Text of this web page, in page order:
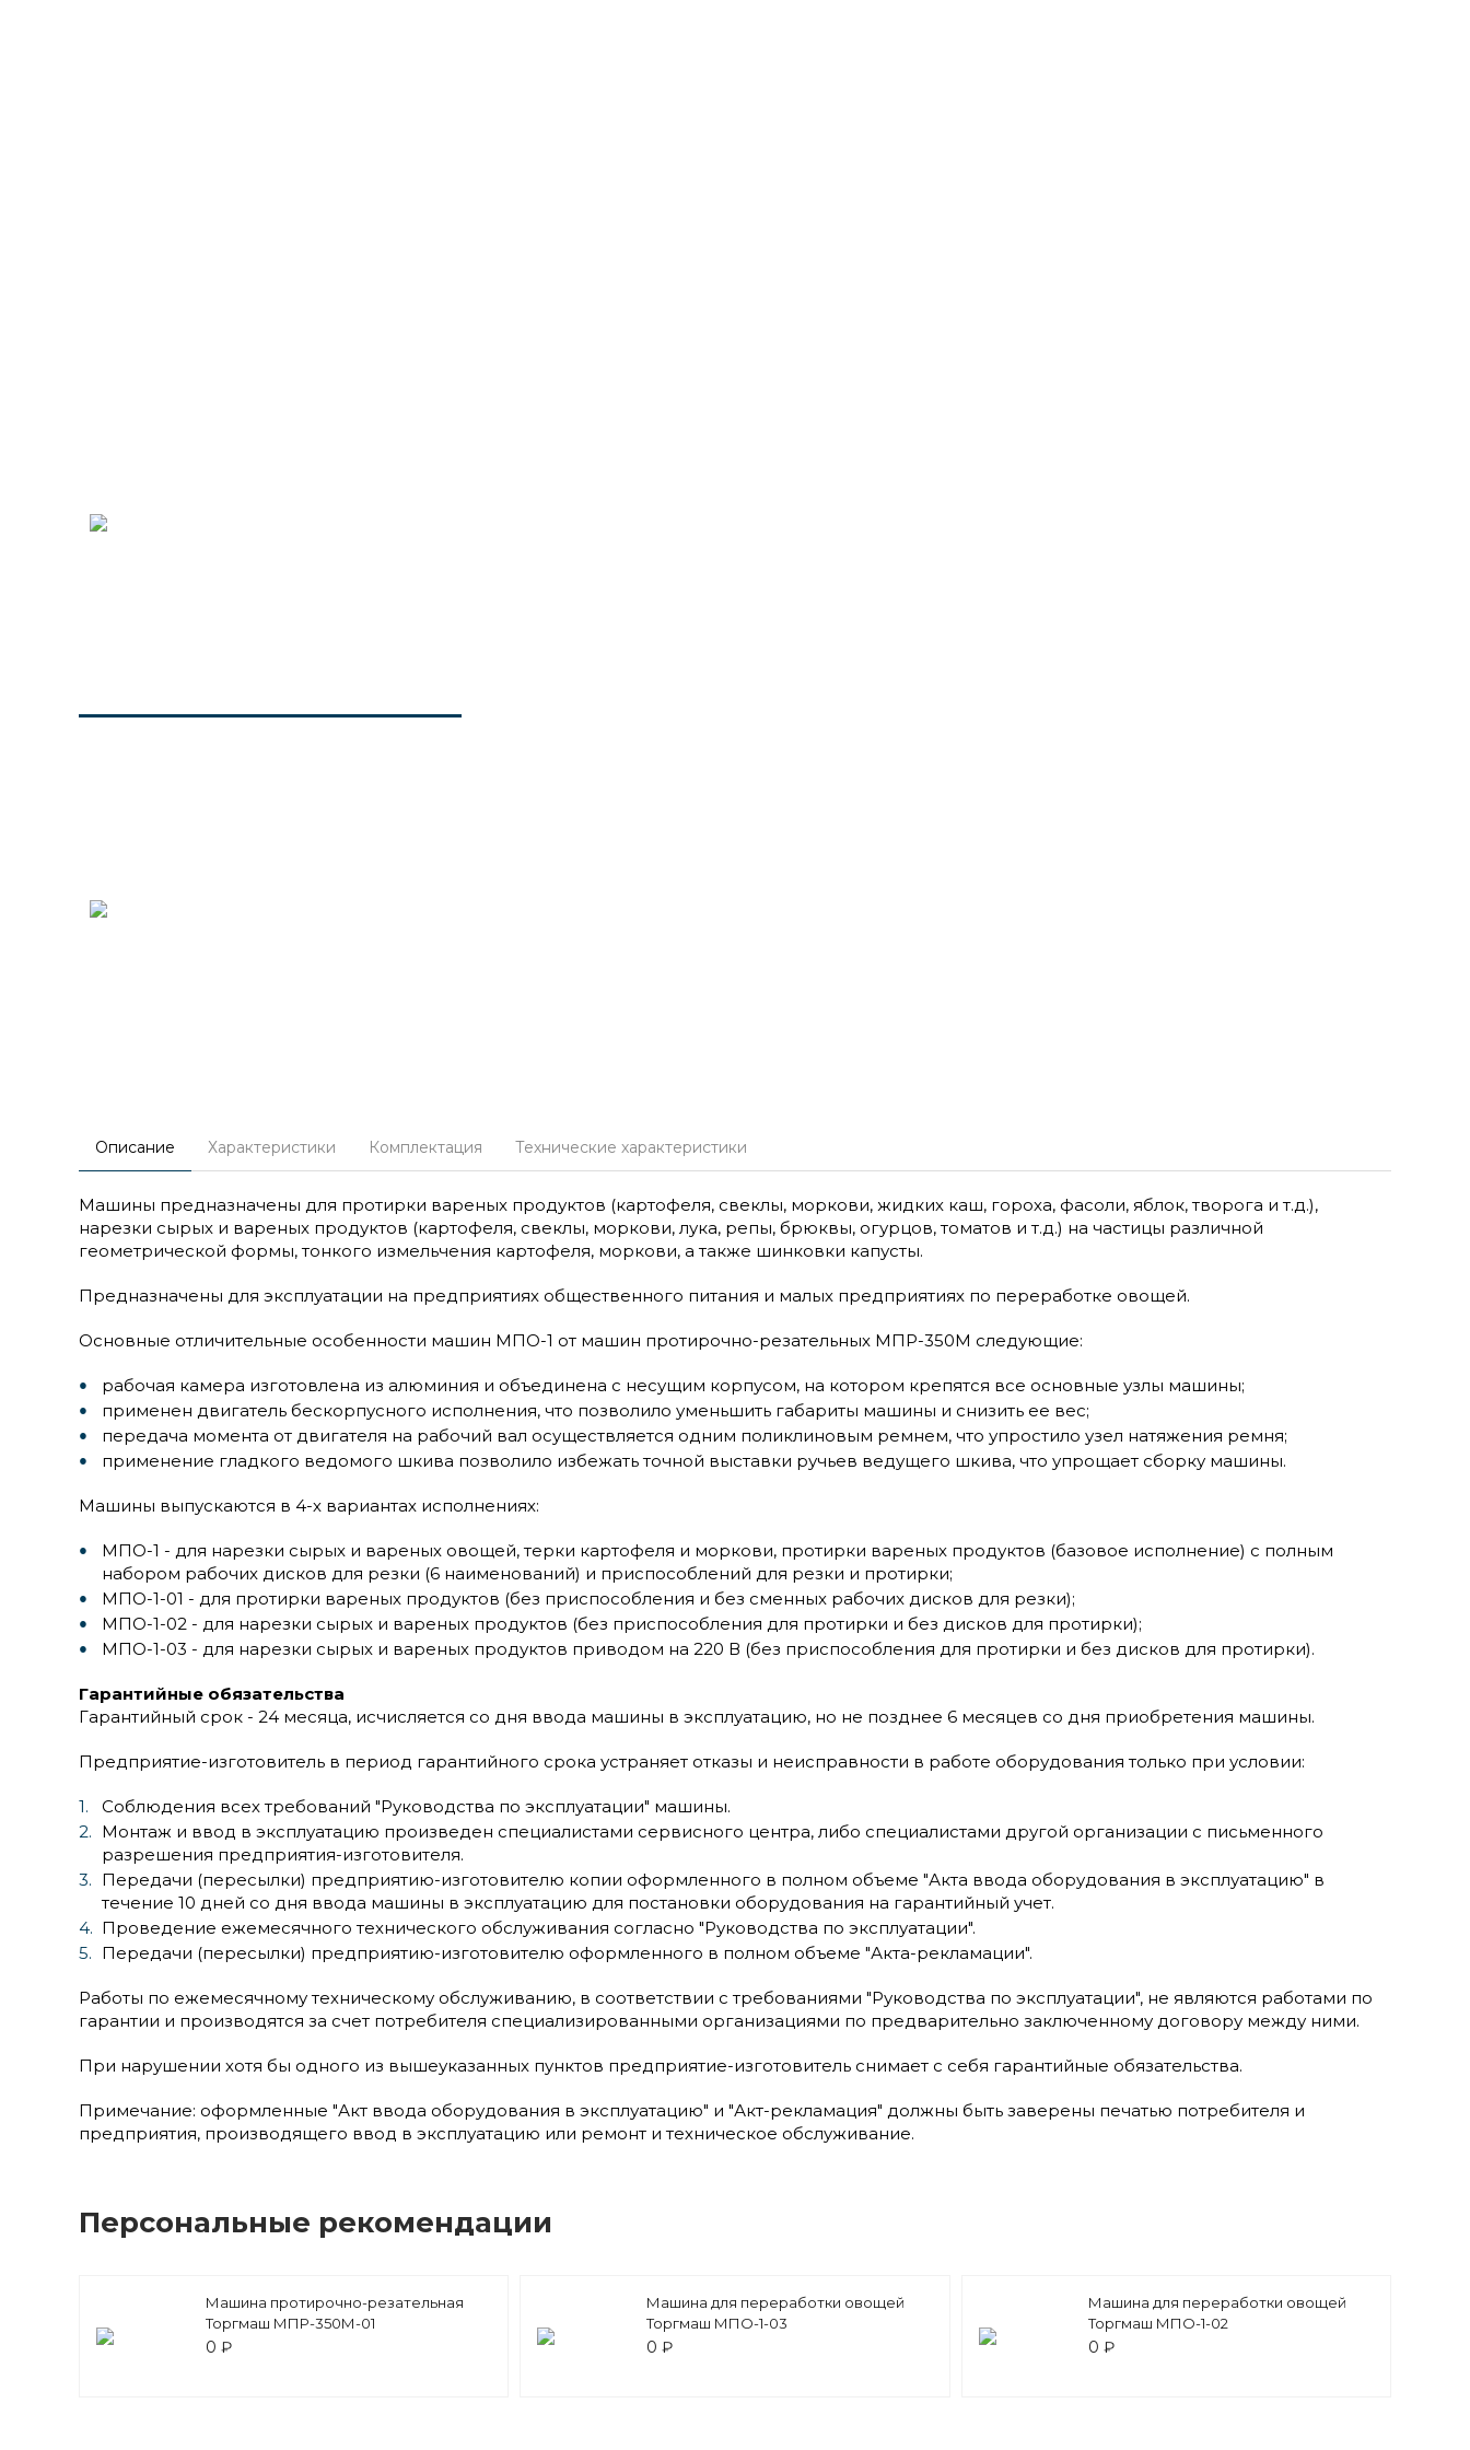
Описание Характеристики Комплектация Технические характеристики
Машины предназначены для протирки вареных продуктов (картофеля, свеклы, моркови, жидких каш, гороха, фасоли, яблок, творога и т.д.),
нарезки сырых и вареных продуктов (картофеля, свеклы, моркови, лука, репы, брюквы, огурцов, томатов и т.д.) на частицы различной
геометрической формы, тонкого измельчения картофеля, моркови, а также шинковки капусты.
Предназначены для эксплуатации на предприятиях общественного питания и малых предприятиях по переработке овощей.
Основные отличительные особенности машин МПО-1 от машин протирочно-резательных МПР-350М следующие:
рабочая камера изготовлена из алюминия и объединена с несущим корпусом, на котором крепятся все основные узлы машины;
применен двигатель бескорпусного исполнения, что позволило уменьшить габариты машины и снизить ее вес;
передача момента от двигателя на рабочий вал осуществляется одним поликлиновым ремнем, что упростило узел натяжения ремня;
применение гладкого ведомого шкива позволило избежать точной выставки ручьев ведущего шкива, что упрощает сборку машины.
Машины выпускаются в 4-х вариантах исполнениях:
МПО-1 - для нарезки сырых и вареных овощей, терки картофеля и моркови, протирки вареных продуктов (базовое исполнение) с полным
набором рабочих дисков для резки (6 наименований) и приспособлений для резки и протирки;
МПО-1-01 - для протирки вареных продуктов (без приспособления и без сменных рабочих дисков для резки);
МПО-1-02 - для нарезки сырых и вареных продуктов (без приспособления для протирки и без дисков для протирки);
МПО-1-03 - для нарезки сырых и вареных продуктов приводом на 220 В (без приспособления для протирки и без дисков для протирки).
Гарантийные обязательства
Гарантийный срок - 24 месяца, исчисляется со дня ввода машины в эксплуатацию, но не позднее 6 месяцев со дня приобретения машины.
Предприятие-изготовитель в период гарантийного срока устраняет отказы и неисправности в работе оборудования только при условии:
Соблюдения всех требований "Руководства по эксплуатации" машины.
Монтаж и ввод в эксплуатацию произведен специалистами сервисного центра, либо специалистами другой организации с письменного
разрешения предприятия-изготовителя.
Передачи (пересылки) предприятию-изготовителю копии оформленного в полном объеме "Акта ввода оборудования в эксплуатацию" в
течение 10 дней со дня ввода машины в эксплуатацию для постановки оборудования на гарантийный учет.
Проведение ежемесячного технического обслуживания согласно "Руководства по эксплуатации".
Передачи (пересылки) предприятию-изготовителю оформленного в полном объеме "Акта-рекламации".
Работы по ежемесячному техническому обслуживанию, в соответствии с требованиями "Руководства по эксплуатации", не являются работами по
гарантии и производятся за счет потребителя специализированными организациями по предварительно заключенному договору между ними.
При нарушении хотя бы одного из вышеуказанных пунктов предприятие-изготовитель снимает с себя гарантийные обязательства.
Примечание: оформленные "Акт ввода оборудования в эксплуатацию" и "Акт-рекламация" должны быть заверены печатью потребителя и
предприятия, производящего ввод в эксплуатацию или ремонт и техническое обслуживание.
Персональные рекомендации
Машина протирочно-резательная
Торгмаш МПР-350М-01
0 ₽
Машина для переработки овощей
Торгмаш МПО-1-03
0 ₽
Машина для переработки овощей
Торгмаш МПО-1-02
0 ₽